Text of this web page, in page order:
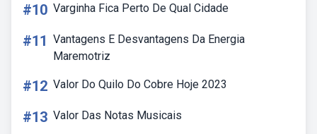
#10 Varginha Fica Perto De Qual Cidade
#11 Vantagens E Desvantagens Da Energia
Maremotriz
#12 Valor Do Quilo Do Cobre Hoje 2023
#13 Valor Das Notas Musicais